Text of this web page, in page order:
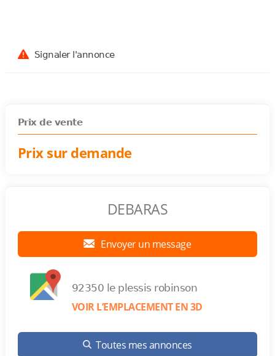
Signaler l'annonce
Prix de vente
Prix sur demande
DEBARAS
Envoyer un message
92350 le plessis robinson
VOIR L’EMPLACEMENT EN 3D
Toutes mes annonces